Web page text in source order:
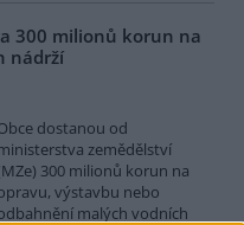
300 milionů korun na
nádrží
dostanou od
zemědělství
300 milionů korun na
výstavbu nebo
malých vodních